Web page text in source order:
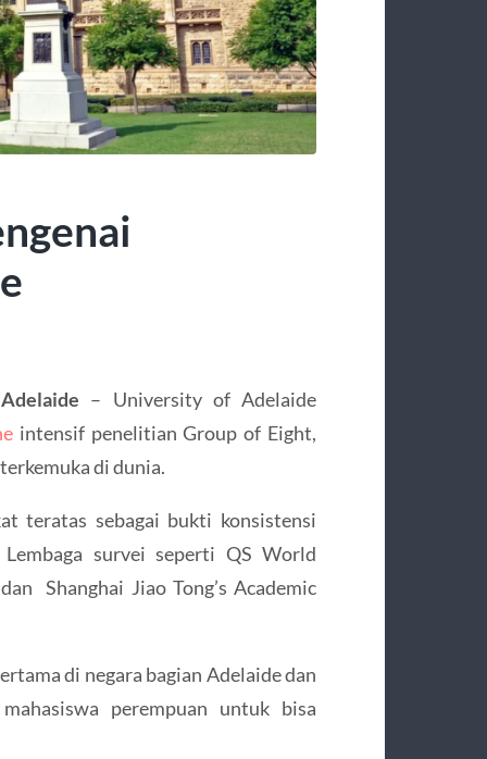
– University of Adelaide
intensif penelitian Group of Eight,
di dunia.
teratas sebagai bukti konsistensi
survei seperti QS World
Shanghai Jiao Tong’s Academic
di negara bagian Adelaide dan
perempuan untuk bisa